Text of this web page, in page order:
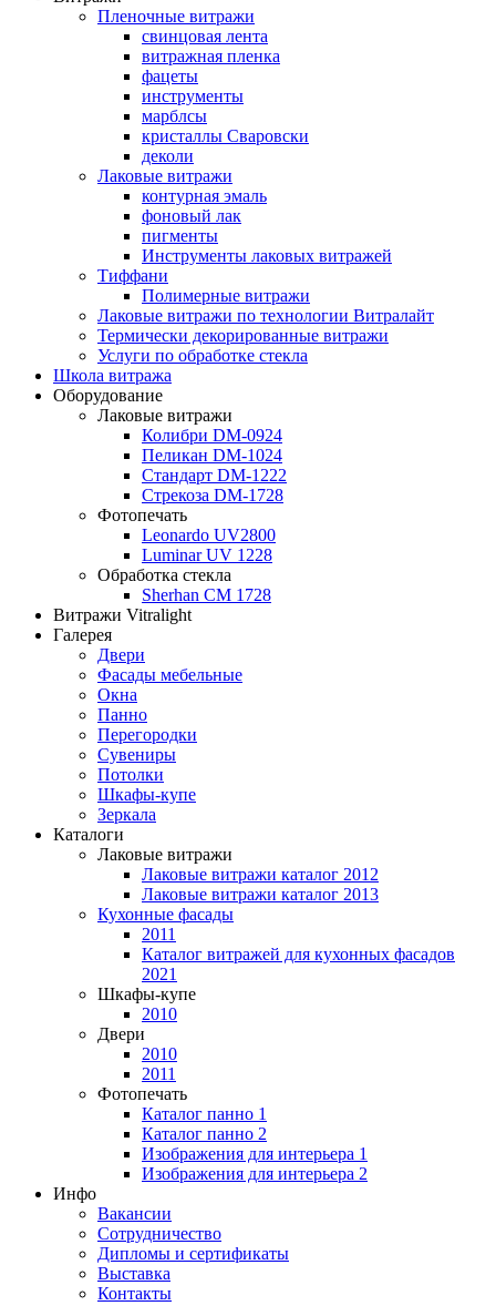
Пленочные витражи
свинцовая лента
витражная пленка
фацеты
инструменты
марблсы
кристаллы Сваровски
деколи
Лаковые витражи
контурная эмаль
фоновый лак
пигменты
Инструменты лаковых витражей
Тиффани
Полимерные витражи
Лаковые витражи по технологии Витралайт
Термически декорированные витражи
Услуги по обработке стекла
Школа витража
Оборудование
Лаковые витражи
Колибри DM-0924
Пеликан DM-1024
Стандарт DM-1222
Стрекоза DM-1728
Фотопечать
Leonardo UV2800
Luminar UV 1228
Обработка стекла
Sherhan CM 1728
Витражи Vitralight
Галерея
Двери
Фасады мебельные
Окна
Панно
Перегородки
Сувениры
Потолки
Шкафы-купе
Зеркала
Каталоги
Лаковые витражи
Лаковые витражи каталог 2012
Лаковые витражи каталог 2013
Кухонные фасады
2011
Каталог витражей для кухонных фасадов
2021
Шкафы-купе
2010
Двери
2010
2011
Фотопечать
Каталог панно 1
Каталог панно 2
Изображения для интерьера 1
Изображения для интерьера 2
Инфо
Вакансии
Сотрудничество
Дипломы и сертификаты
Выставка
Контакты